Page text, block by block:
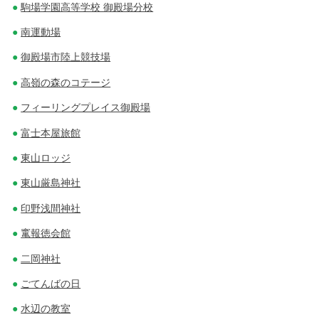
駒場学園高等学校 御殿場分校
南運動場
御殿場市陸上競技場
高嶺の森のコテージ
フィーリングプレイス御殿場
富士本屋旅館
東山ロッジ
東山厳島神社
印野浅間神社
竃報徳会館
二岡神社
ごてんばの日
水辺の教室